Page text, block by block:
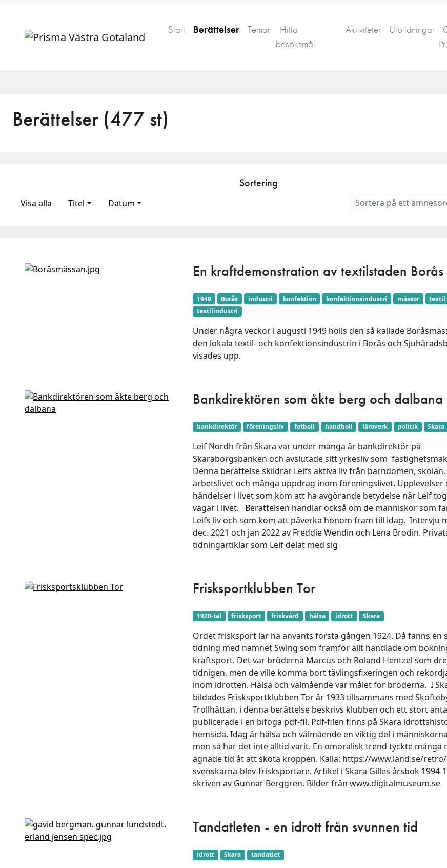
Start Berättelser Teman
Hitta
besöksmål
Aktiviteter Utbildningar
Berättelser (477 st)
Sortering
Visa alla Titel Datum
En kraftdemonstration av textilstaden
1949 Borås industri konfektion konfektionsindustri mässor
textil
textilindustri
Under några veckor i augusti 1949 hölls den så kallade
den lokala textil- och konfektionsindustrin i Borås och
visades upp.
Bankdirektören som åkte berg och dalbana
bankdirektör föreningsliv fotboll handboll läroverk politik Skara
Leif Nordh från Skara var under många år bankdirektör på
Skaraborgsbanken och avslutade sitt yrkesliv som
Denna berättelse skildrar Leifs aktiva liv från barndomen,
arbetslivet och många uppdrag inom föreningslivet. Upplevelser
händelser i livet som kom att ha avgörande betydelse när Leif
vägar i livet. Berättelsen handlar också om de människor som
Leifs liv och som kom att påverka honom fram till idag. Intervju
dec. 2021 och jan 2022 av Freddie Wendin och Lena Brodin.
tidningartiklar som Leif delat med sig
Frisksportklubben Tor
1920-tal frisksport friskvård hälsa idrott Skara
Ordet frisksport lär ha använts första gången 1924. Då fanns en
tidning med namnet Swing som framför allt handlade om
kraftsport. Det var bröderna Marcus och Roland Hentzel som
tidnigen, men de ville komma bort tävlingsfixeringen och
inom idrotten. Hälsa och välmående var målet för bröderna. I
bildades Frisksportklubben Tor år 1933 tillsammans med
Trollhättan, i denna berättelse beskrivs klubben och ett stort
publicerade i en bifoga pdf-fil. Pdf-filen finns på Skara
hemsida. Idag är hälsa och välmående en viktig del i
men så har det inte alltid varit. En omoralisk trend tyckte många
ägnade tid åt att sköta kroppen. Källa: https://www.land.se/
svenskarna-blev-frisksportare. Artikel i Skara Gilles årsbok 1994-
skriven av Gunnar Berggren. Bilder från www.digitalmuseum.se
Tandatleten - en idrott från svunnen tid
idrott Skara tandatlet